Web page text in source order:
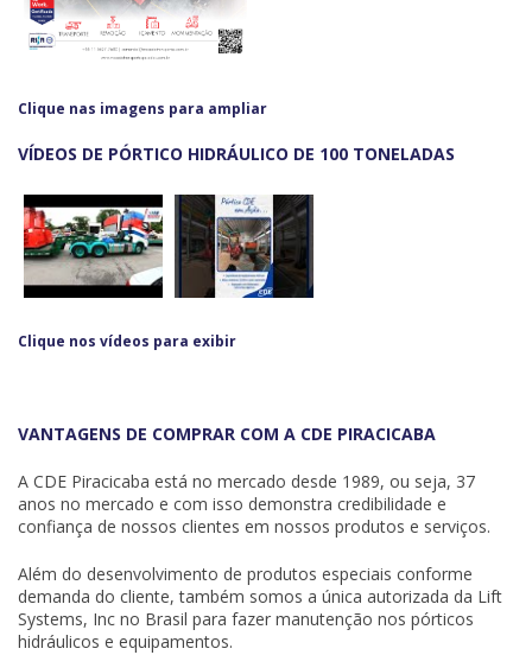
Clique nas imagens para ampliar
VÍDEOS DE PÓRTICO HIDRÁULICO DE 100 TONELADAS
Clique nos vídeos para exibir
VANTAGENS DE COMPRAR COM A CDE PIRACICABA
A CDE Piracicaba está no mercado desde 1989, ou seja, 37
anos no mercado e com isso demonstra credibilidade e
confiança de nossos clientes em nossos produtos e serviços.
Além do desenvolvimento de produtos especiais conforme
demanda do cliente, também somos a única autorizada da Lift
Systems, Inc no Brasil para fazer manutenção nos pórticos
hidráulicos e equipamentos.